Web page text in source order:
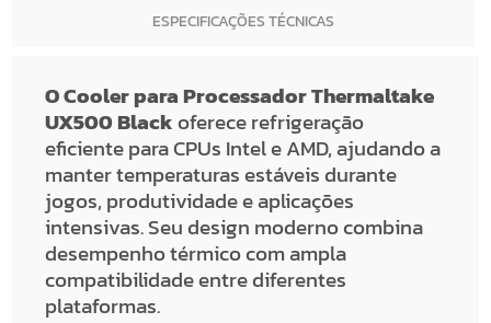
ESPECIFICAÇÕES TÉCNICAS
O Cooler para Processador Thermaltake
UX500 Blackoferece refrigeração
eficiente para CPUs Intel e AMD, ajudando a
manter temperaturas estáveis durante
jogos, produtividade e aplicações
intensivas. Seu design moderno combina
desempenho térmico com ampla
compatibilidade entre diferentes
plataformas.